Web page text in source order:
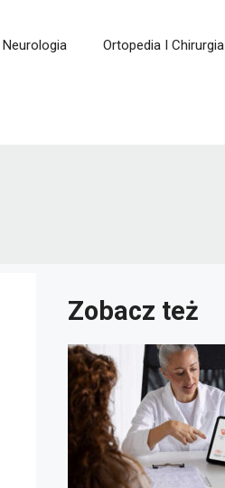
Neurologia Ortopedia I Chirurgia
Zobacz też